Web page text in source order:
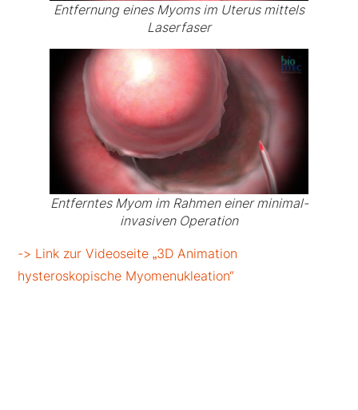
Entfernung eines Myoms im Uterus mittels
Laserfaser
Entferntes Myom im Rahmen einer minimal-
invasiven Operation
-> Link zur Videoseite „3D Animation
hysteroskopische Myomenukleation“